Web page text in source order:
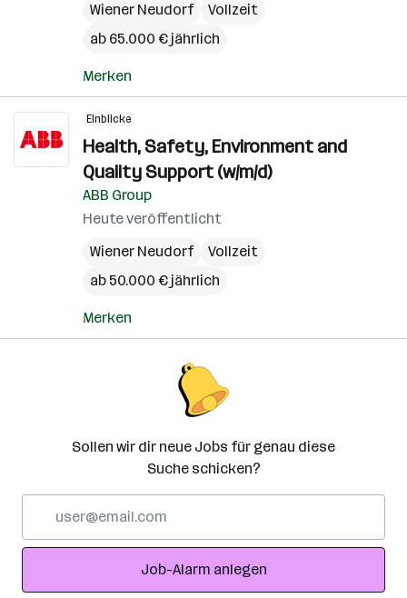
Wiener Neudorf
Vollzeit
ab 65.000 € jährlich
Merken
Einblicke
Health, Safety, Environment and
Quality Support (w/m/d)
ABB Group
Heute veröffentlicht
Wiener Neudorf
Vollzeit
ab 50.000 € jährlich
Merken
Sollen wir dir neue Jobs für genau diese
Suche schicken?
Adresse
Job-Alarm anlegen